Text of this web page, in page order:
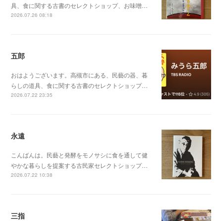
具、食に関する古書のセレクトショップ、お味噌…
2026.07.26 08:18
五郎
おはようございます。高槻市にある、民藝の器、暮
らしの道具、食に関する古書のセレクトショップ…
2026.07.22 23:35
永遠
こんばんは。民藝と発酵をモノサシに食を通して健
やかな暮らしを提案する古民家セレクトショップ…
2026.07.22 10:38
三指